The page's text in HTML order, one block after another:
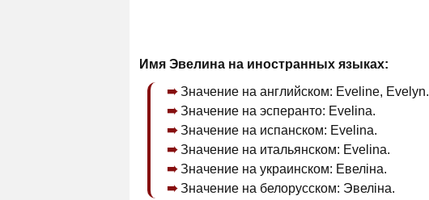
Имя Эвелина на иностранных языках:
Значение на английском: Eveline, Evelyn.
Значение на эсперанто: Evelina.
Значение на испанском: Evelina.
Значение на итальянском: Evelina.
Значение на украинском: Евеліна.
Значение на белорусском: Эвеліна.